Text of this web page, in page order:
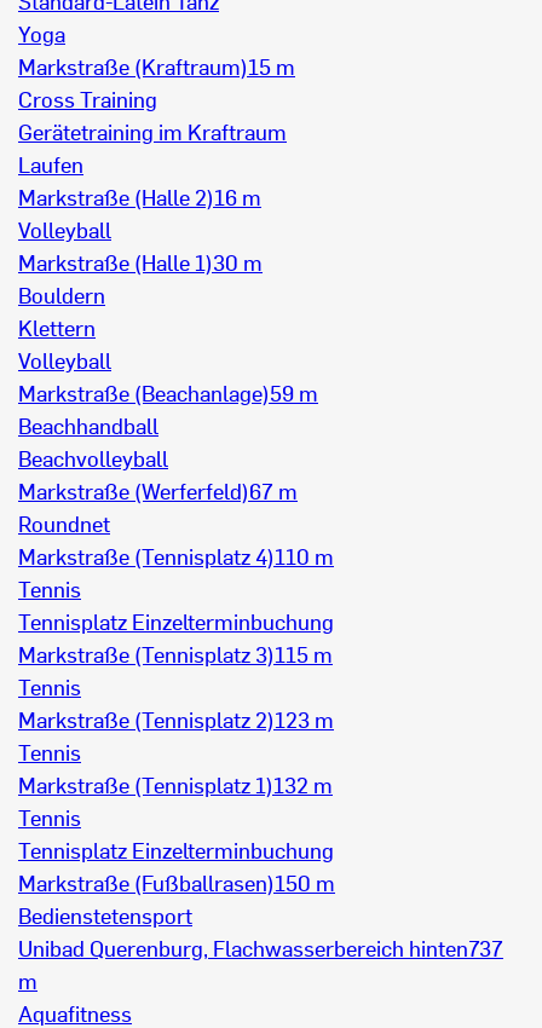
Yoga
Markstraße (Kraftraum)15 m
Cross Training
Gerätetraining im Kraftraum
Laufen
Markstraße (Halle 2)16 m
Volleyball
Markstraße (Halle 1)30 m
Bouldern
Klettern
Volleyball
Markstraße (Beachanlage)59 m
Beachhandball
Beachvolleyball
Markstraße (Werferfeld)67 m
Roundnet
Markstraße (Tennisplatz 4)110 m
Tennis
Tennisplatz Einzelterminbuchung
Markstraße (Tennisplatz 3)115 m
Tennis
Markstraße (Tennisplatz 2)123 m
Tennis
Markstraße (Tennisplatz 1)132 m
Tennis
Tennisplatz Einzelterminbuchung
Markstraße (Fußballrasen)150 m
Bedienstetensport
Unibad Querenburg, Flachwasserbereich hinten737
m
Aquafitness